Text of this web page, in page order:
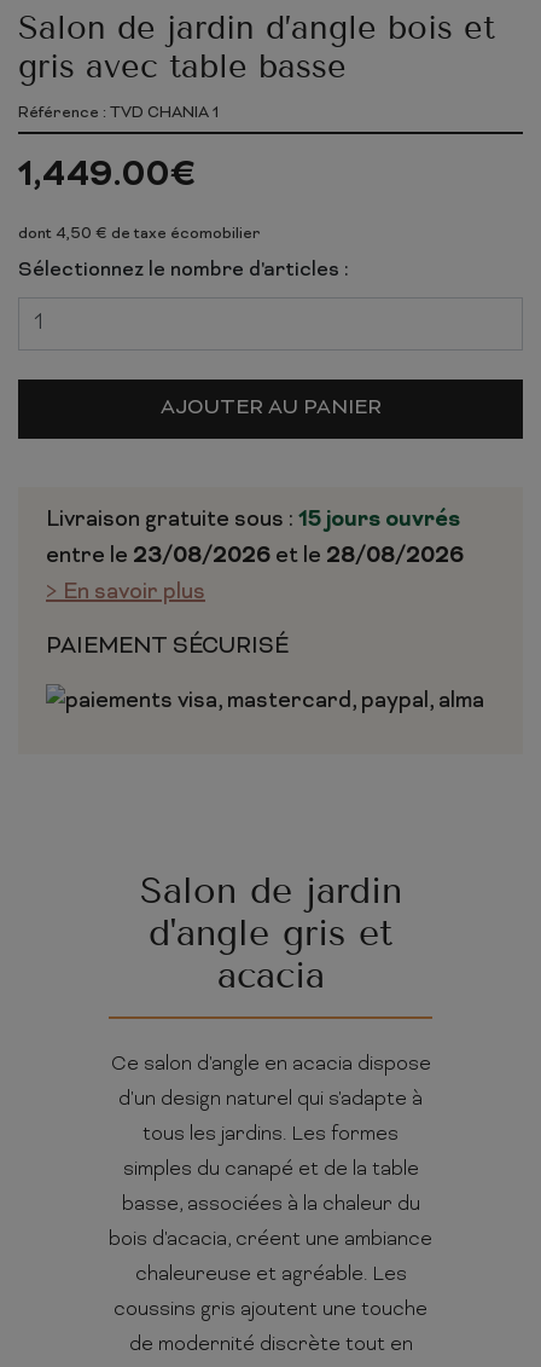
Salon de jardin d’angle bois et
gris avec table basse
Référence : TVD CHANIA 1
1,449.00€
dont 4,50 € de taxe écomobilier
Sélectionnez le nombre d'articles :
AJOUTER AU PANIER
Livraison gratuite sous : 15 jours ouvrés
entre le 23/08/2026 et le 28/08/2026
> En savoir plus
PAIEMENT SÉCURISÉ
Salon de jardin
d'angle gris et
acacia
Ce salon d'angle en acacia dispose
d'un design naturel qui s'adapte à
tous les jardins. Les formes
simples du canapé et de la table
basse, associées à la chaleur du
bois d'acacia, créent une ambiance
chaleureuse et agréable. Les
coussins gris ajoutent une touche
de modernité discrète tout en